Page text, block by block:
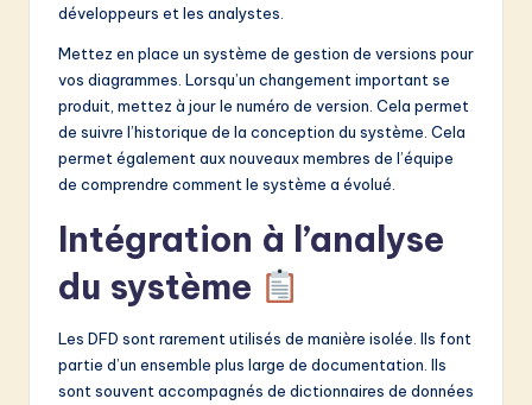
développeurs et les analystes.
Mettez en place un système de gestion de versions pour
vos diagrammes. Lorsqu’un changement important se
produit, mettez à jour le numéro de version. Cela permet
de suivre l’historique de la conception du système. Cela
permet également aux nouveaux membres de l’équipe
de comprendre comment le système a évolué.
Intégration à l’analyse
du système
Les DFD sont rarement utilisés de manière isolée. Ils font
partie d’un ensemble plus large de documentation. Ils
sont souvent accompagnés de dictionnaires de données